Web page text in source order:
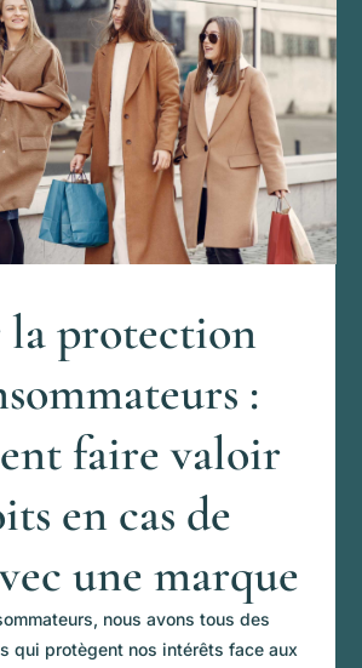
la protection
:
faire valoir
en cas de
une marque
nous avons tous des
qui protègent nos intérêts face aux